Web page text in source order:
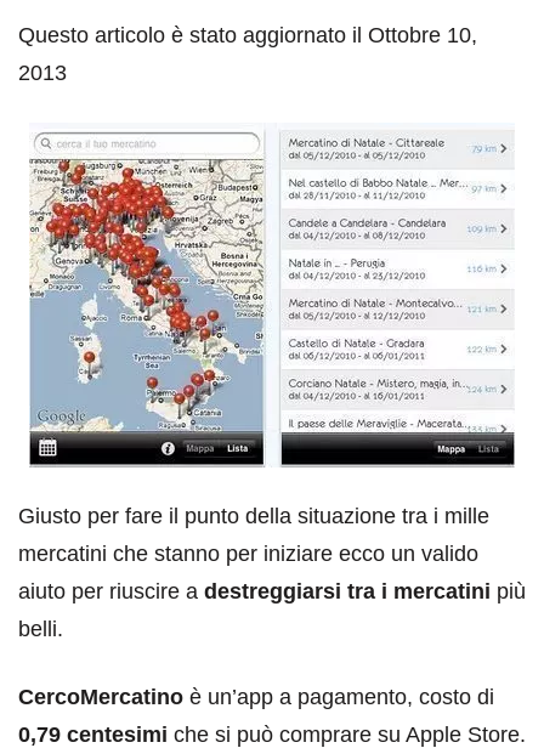
Questo articolo è stato aggiornato il Ottobre 10,
2013
Giusto per fare il punto della situazione tra i mille
mercatini che stanno per iniziare ecco un valido
aiuto per riuscire a destreggiarsi tra i mercatini più
belli.
CercoMercatino è un’app a pagamento, costo di
0,79 centesimi che si può comprare su Apple Store.